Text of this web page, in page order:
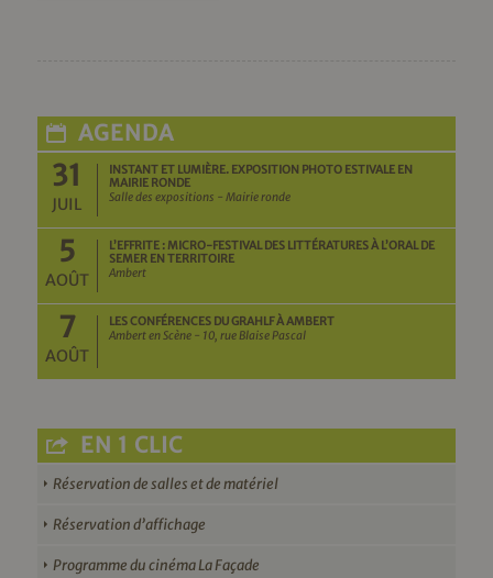
AGENDA
31
JUIL
INSTANT ET LUMIÈRE. EXPOSITION PHOTO ESTIVALE EN
MAIRIE RONDE
Salle des expositions - Mairie ronde
5
AOÛT
L’EFFRITE : MICRO-FESTIVAL DES LITTÉRATURES À L’ORAL DE
SEMER EN TERRITOIRE
Ambert
7
AOÛT
LES CONFÉRENCES DU GRAHLF À AMBERT
Ambert en Scène - 10, rue Blaise Pascal
EN 1 CLIC
Réservation de salles et de matériel
Réservation d’affichage
Programme du cinéma La Façade